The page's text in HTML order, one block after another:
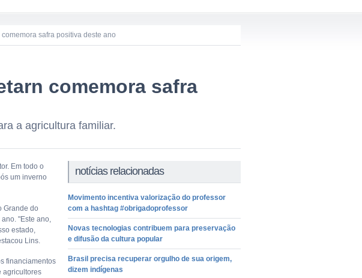
safra positiva deste ano
comemora safra
a agricultura familiar.
notícias relacionadas
Movimento incentiva valorização do professor
com a hashtag #obrigadoprofessor
Novas tecnologias contribuem para preservação
e difusão da cultura popular
Brasil precisa recuperar orgulho de sua origem,
dizem indígenas
Em todo o
um inverno
Grande do
"Este ano,
estado,
Lins.
financiamentos
agricultores